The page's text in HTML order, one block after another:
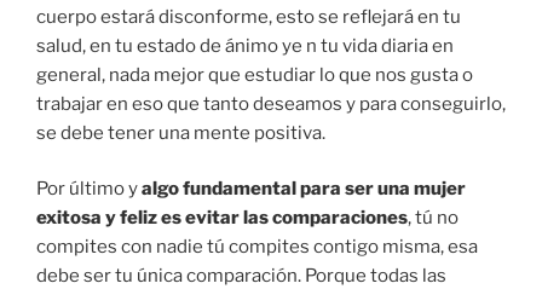
cuerpo estará disconforme, esto se reflejará en tu
salud, en tu estado de ánimo ye n tu vida diaria en
general, nada mejor que estudiar lo que nos gusta o
trabajar en eso que tanto deseamos y para conseguirlo,
se debe tener una mente positiva.
Por último yalgo fundamental para ser una mujer
exitosa y feliz es evitar las comparaciones, tú no
compites con nadie tú compites contigo misma, esa
debe ser tu única comparación. Porque todas las